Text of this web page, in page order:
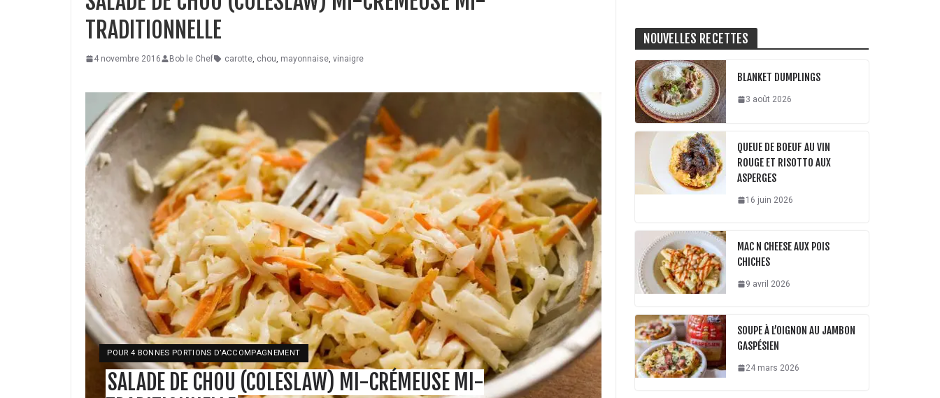
TRADITIONNELLE
4 novembre 2016 Bob le Chef carotte, chou, mayonnaise, vinaigre
YIELD:
POUR 4 BONNES PORTIONS D’ACCOMPAGNEMENT
SALADE DE CHOU (COLESLAW) MI-CRÉMEUSE MI-
NOUVELLES RECETTES
BLANKET DUMPLINGS
3 août 2026
QUEUE DE BOEUF AU VIN
ROUGE ET RISOTTO AUX
ASPERGES
16 juin 2026
MAC N CHEESE AUX POIS
CHICHES
9 avril 2026
SOUPE À L’OIGNON AU JAMBON
GASPÉSIEN
24 mars 2026